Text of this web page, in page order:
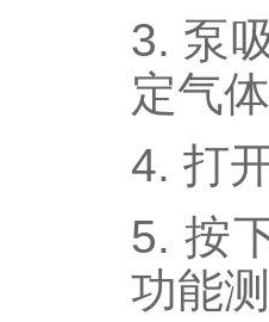
3. 泵
定气
4. 打
5. 按
功能